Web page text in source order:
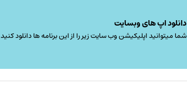
انتخاب
شوند
دانلود اپ های وبسایت
شما میتوانید اپلیکیشن وب سایت زیر را از این برنامه ها دانلود کنید